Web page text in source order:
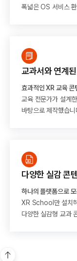
폭넓은 OS 서비스
교과서와 연계
효과적인 XR 교육 콘
교육 전문가가 설계
바탕으로 제작했습니
다양한 실감 콘
하나의 플랫폼으로
XR School만 설치
다양한 실감형 교과
시공테크